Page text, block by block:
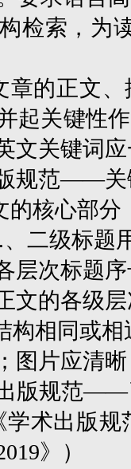
检索，为
章的正文
起关键性
文关键词
规范——关
核心部分
二级标题
次标题
文的各级
构相同或
图片应清
版规范
学术出版
》）